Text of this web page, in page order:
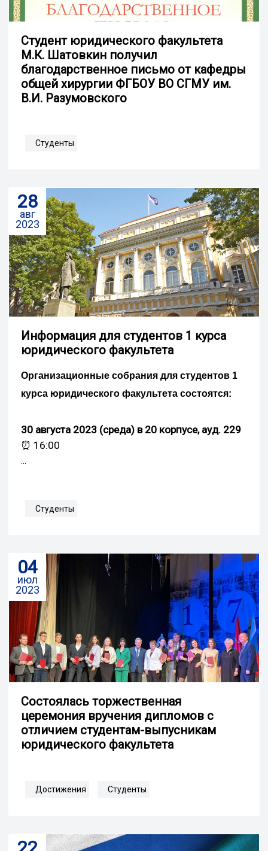
Студент юридического факультета
М.К. Шатовкин получил
благодарственное письмо от кафедры
общей хирургии ФГБОУ ВО СГМУ им.
В.И. Разумовского
Студенты
28
авг
2023
Информация для студентов 1 курса
юридического факультета
Организационные собрания для студентов 1
курса юридического факультета состоятся:
30 августа 2023 (среда) в 20 корпусе, ауд. 229
⏰ 16:00
Студенты
04
июл
2023
Состоялась торжественная
церемония вручения дипломов с
отличием студентам-выпусникам
юридического факультета
Достижения Студенты